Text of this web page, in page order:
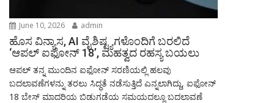
June 10, 2026 admin
ಹೊಸ ವಿನ್ಯಾಸ, AI ವೈಶಿಷ್ಟ್ಯಗಳೊಂದಿಗೆ ಬರಲಿದೆ
‘ಆಪಲ್ ಐಫೋನ್ 18’, ಮಹತ್ವದ ರಹಸ್ಯ ಬಯಲು
ಆಪಲ್ ತನ್ನ ಮುಂದಿನ ಐಫೋನ್ ಸರಣಿಯಲ್ಲಿ ಹಲವು
ಬದಲಾವಣೆಗಳನ್ನು ತರಲು ಸಿದ್ಧತೆ ನಡೆಸುತ್ತಿದೆ ಎನ್ನಲಾಗಿದ್ದು, ಐಫೋನ್
18 ಬೇಸ್ ಮಾದರಿಯ ಬಿಡುಗಡೆಯ ಸಮಯದಲ್ಲೂ ಬದಲಾವಣೆ